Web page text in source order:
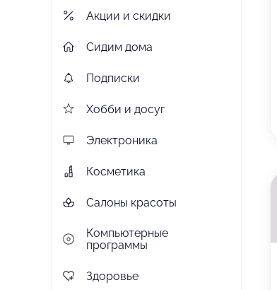
Акции и скидки
Сидим дома
Подписки
Хобби и досуг
Электроника
Косметика
Салоны красоты
Компьютерные
программы
Здоровье